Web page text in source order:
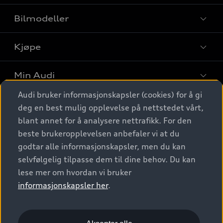
Bilmodeller
Finn din Audi
Sammenlign bilmodeller
Elbiler
SUV
Stasjonsvogn
Sportback
S/RS
Konseptbiler og prototyper
Kjøpe
Kjøpshjelp
Biler på lager
Finn forhandler
Bestill prøvekjøring
Kontakt forhandler
Bilgarantier
Min Audi
Behold nybilfølelsen
Audi Originalt tilbehør
Verkstedtjenester
Digitale tjenester
Audi digitale tjenester
Audi connect
Functions on demand
Kom i gang med myAudi
Audi Norge
Kundeservice
Audi Driving Experience
© 2026 AUDI NORGE. All Rights Reserved.
Audi bruker informasjonskapsler (cookies) for å gi
deg en best mulig opplevelse på nettstedet vårt,
blant annet for å analysere nettrafikk. For den
beste brukeropplevelsen anbefaler vi at du
godtar alle informasjonskapsler, men du kan
selvfølgelig tilpasse dem til dine behov. Du kan
lese mer om hvordan vi bruker
informasjonskapsler her.